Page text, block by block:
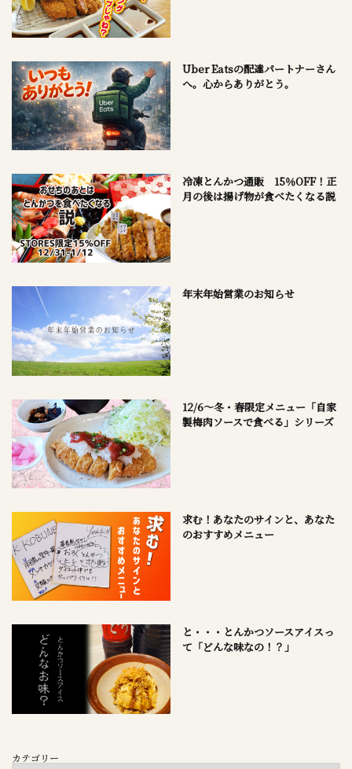
Uber Eatsの配達パートナーさん
へ。心からありがとう。
冷凍とんかつ通販 15％OFF！正
月の後は揚げ物が食べたくなる説
年末年始営業のお知らせ
12/6～冬・春限定メニュー「自家
製梅肉ソースで食べる」シリーズ
求む！あなたのサインと、あなた
のおすすめメニュー
と・・・とんかつソースアイスっ
て「どんな味なの！？」
カテゴリー